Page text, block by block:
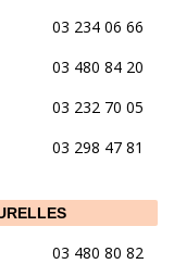
03 234 06 66
03 480 84 20
03 232 70 05
03 298 47 81
03 480 80 82